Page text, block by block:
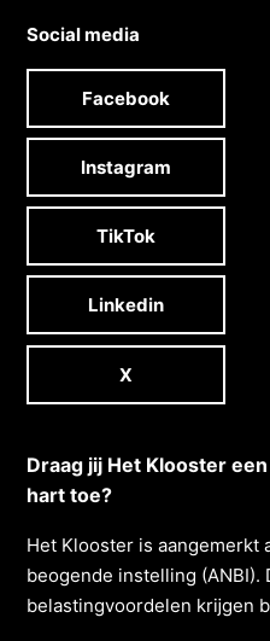
Social media
Facebook
Instagram
TikTok
Linkedin
X
Draag jij Het Klooster
hart toe?
Het Klooster is aangemerkt
beogende instelling
belastingvoordelen krĳgen